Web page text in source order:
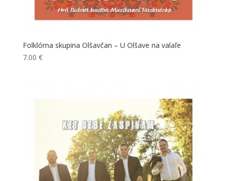
Folklórna skupina Olšavčan – U Olšave na valaľe
7.00 €